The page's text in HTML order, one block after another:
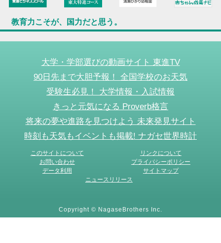
教育力こそが、国力だと思う。
大学・学部選びの動画サイト 東進TV
90日先まで大胆予報！ 全国学校のお天気
受験生必見！ 大学情報・入試情報
きっと元気になる Proverb格言
将来の夢や進路を見つけよう 未来発見サイト
時刻も天気もイベントも掲載! ナガセ世界時計
このサイトについて
リンクについて
お問い合わせ
プライバシーポリシー
データ利用
サイトマップ
ニュースリリース
Copyright © NagaseBrothers Inc.